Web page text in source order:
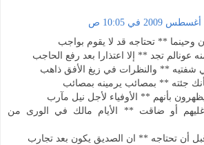
وحينما ** تحتاجه قد لا يقوم بواجب
تجد ** إلا اعتذارا بعد رفع الحاجب
شفتيه ** والنظرات في زيغ الأفق ذاهب
جئته ** بمصائب يرمينه بمصائب
بأنهم ** الأوفياء لأجل نيل مآرب
أو ضاقت ** الأيام مالك في الورى من
تحتاجه ** ان الصديق يكون بعد تجارب